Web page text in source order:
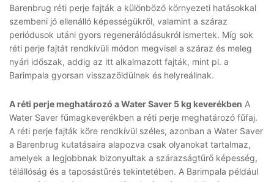
Barenbrug réti perje fajták a különböző környezeti hatásokkal
szembeni jó ellenálló képességükről, valamint a száraz
periódusok utáni gyors regenerálódásukról ismertek. Míg sok
réti perje fajtát rendkívüli módon megvisel a száraz és meleg
nyári időszak, addig az itt alkalmazott fajták, mint pl. a
Barimpala gyorsan visszazöldülnek és helyreállnak.
A réti perje meghatározó a Water Saver 5 kg keverékben A
Water Saver fűmagkeverékben a réti perje meghatározó fűfaj.
A réti perje fajták köre rendkívül széles, azonban a Water Saver
a Barenbrug kutatásaira alapozva csak olyanokat tartalmaz,
amelyek a legjobbnak bizonyultak a szárazságtűrő képesség,
télállóság és a taposástűrés tekintetében. A Barimpala például